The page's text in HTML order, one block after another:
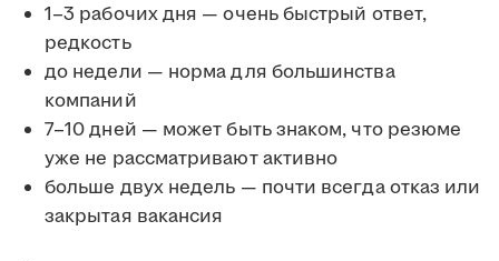
1–3 рабочих дня — очень быстрый ответ,
редкость
до недели — норма для большинства
компаний
7–10 дней — может быть знаком, что резюме
уже не рассматривают активно
больше двух недель — почти всегда отказ или
закрытая вакансия